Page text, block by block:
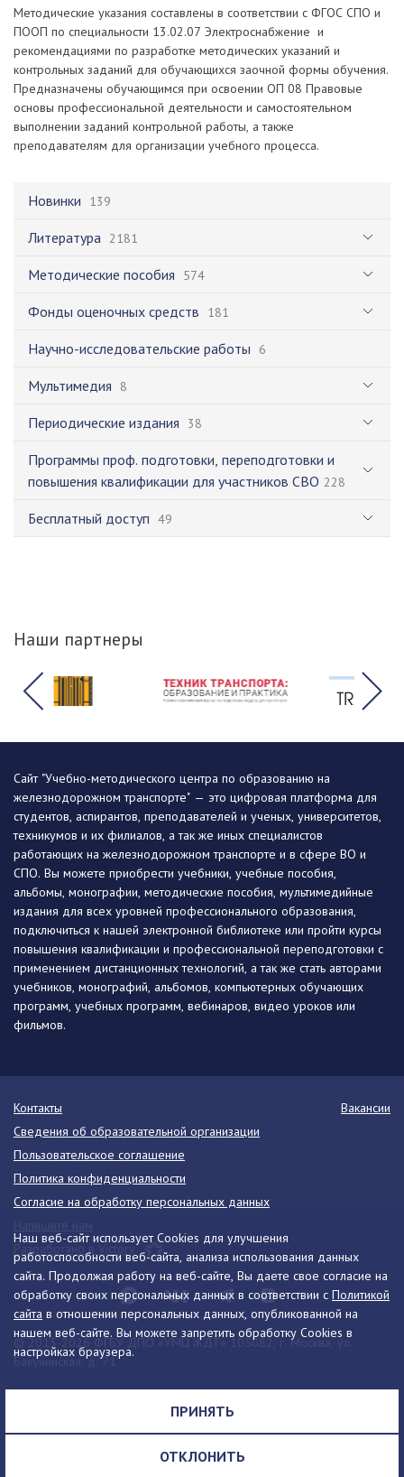
Новинки 139
Литература 2181
Методические пособия 574
Фонды оценочных средств 181
Научно-исследовательские работы 6
Мультимедия 8
Периодические издания 38
Программы проф. подготовки, переподготовки и
повышения квалификации для участников СВО 228
Бесплатный доступ 49
Методические указания составлены в соответствии с ФГОС СПО и
ПООП по специальности 13.02.07 Электроснабжение и
рекомендациями по разработке методических указаний и
контрольных заданий для обучающихся заочной формы обучения.
Предназначены обучающимся при освоении ОП 08 Правовые
основы профессиональной деятельности и самостоятельном
выполнении заданий контрольной работы, а также
преподавателям для организации учебного процесса.
Наши партнеры
Наш веб-сайт использует Cookies для улучшения
работоспособности веб-сайта, анализа использования данных
сайта. Продолжая работу на веб-сайте, Вы даете свое согласие на
обработку своих персональных данных в соответствии с Политикой
сайта в отношении персональных данных, опубликованной на
нашем веб-сайте. Вы можете запретить обработку Cookies в
настройках браузера.
ПРИНЯТЬ
ОТКЛОНИТЬ
Сайт "Учебно-методического центра по образованию на
железнодорожном транспорте" — это цифровая платформа для
студентов, аспирантов, преподавателей и ученых, университетов,
техникумов и их филиалов, а так же иных специалистов
работающих на железнодорожном транспорте и в сфере ВО и
СПО. Вы можете приобрести учебники, учебные пособия,
альбомы, монографии, методические пособия, мультимедийные
издания для всех уровней профессионального образования,
подключиться к нашей электронной библиотеке или пройти курсы
повышения квалификации и профессиональной переподготовки с
применением дистанционных технологий, а так же стать авторами
учебников, монографий, альбомов, компьютерных обучающих
программ, учебных программ, вебинаров, видео уроков или
фильмов.
© 2013-2026 ФГБУ ДПО «УМЦ ЖДТ» 105082, г. Москва, ул.
Бакунинская, д. 71
Телефон:8 (495) 739-00-30 info@umczdt.ru
схема проезда
Контакты
Вакансии
Сведения об образовательной организации
Пользовательское соглашение
Политика конфиденциальности
Согласие на обработку персональных данных
Разработано в Victory